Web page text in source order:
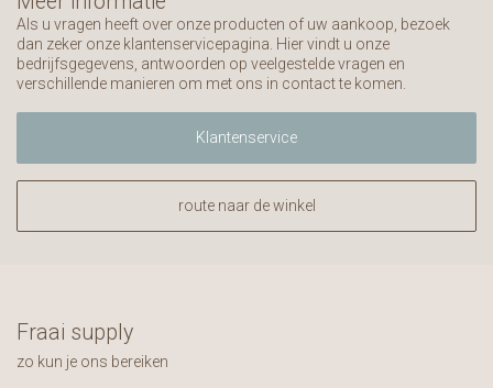
Als u vragen heeft over onze producten of uw aankoop, bezoek
dan zeker onze klantenservicepagina. Hier vindt u onze
bedrijfsgegevens, antwoorden op veelgestelde vragen en
verschillende manieren om met ons in contact te komen.
Klantenservice
route naar de winkel
Fraai supply
zo kun je ons bereiken